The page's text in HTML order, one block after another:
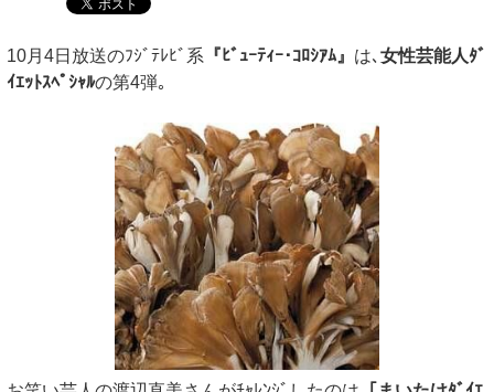
10月4日放送のﾌｼﾞﾃﾚﾋﾞ系 『ﾋﾞｭｰﾃｨｰ･ｺﾛｼｱﾑ』 は､ 女性芸能人ﾀﾞ
ｲｴｯﾄｽﾍﾟｼｬﾙの第4弾｡